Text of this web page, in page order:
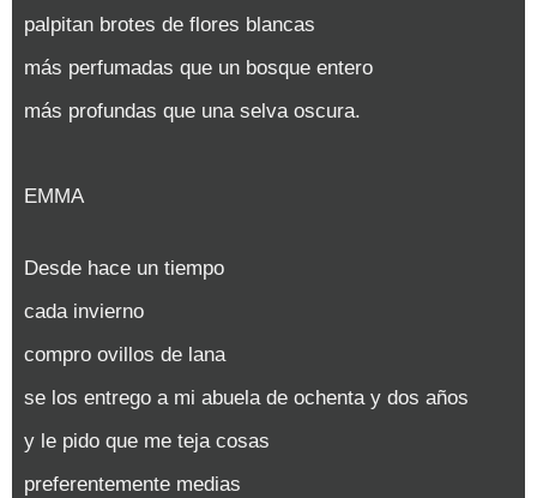
palpitan brotes de flores blancas
más perfumadas que un bosque entero
más profundas que una selva oscura.
EMMA
Desde hace un tiempo
cada invierno
compro ovillos de lana
se los entrego a mi abuela de ochenta y dos años
y le pido que me teja cosas
preferentemente medias